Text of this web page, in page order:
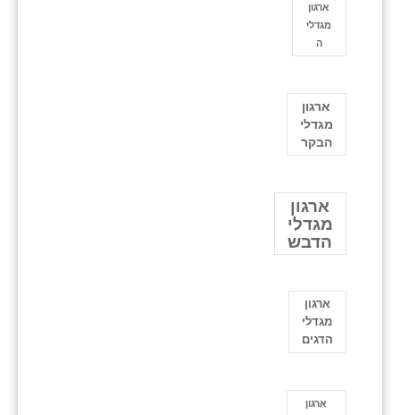
ארגון
מגדלי
ה
ארגון
מגדלי
הבקר
ארגון
מגדלי
הדבש
ארגון
מגדלי
הדגים
ארגון